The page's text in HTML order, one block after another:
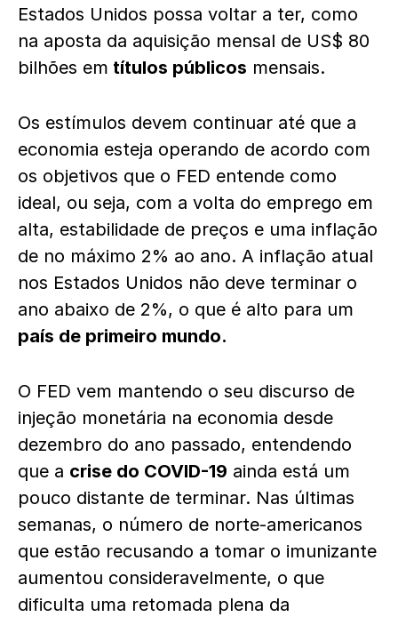
Estados Unidos possa voltar a ter, como
na aposta da aquisição mensal de US$ 80
bilhões em títulos públicos mensais.
Os estímulos devem continuar até que a
economia esteja operando de acordo com
os objetivos que o FED entende como
ideal, ou seja, com a volta do emprego em
alta, estabilidade de preços e uma inflação
de no máximo 2% ao ano. A inflação atual
nos Estados Unidos não deve terminar o
ano abaixo de 2%, o que é alto para um
país de primeiro mundo.
O FED vem mantendo o seu discurso de
injeção monetária na economia desde
dezembro do ano passado, entendendo
que a crise do COVID-19 ainda está um
pouco distante de terminar. Nas últimas
semanas, o número de norte-americanos
que estão recusando a tomar o imunizante
aumentou consideravelmente, o que
dificulta uma retomada plena da